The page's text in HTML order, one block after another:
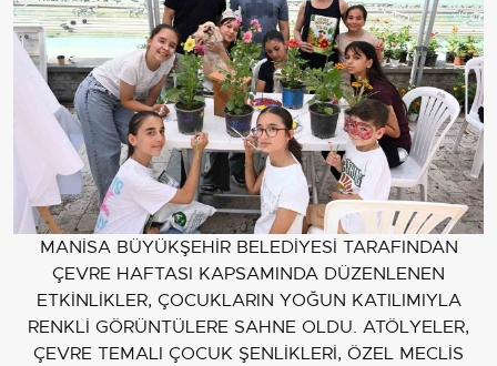
MANİSA BÜYÜKŞEHİR BELEDİYESİ TARAFINDAN
ÇEVRE HAFTASI KAPSAMINDA DÜZENLENEN
ETKİNLİKLER, ÇOCUKLARIN YOĞUN KATILIMIYLA
RENKLİ GÖRÜNTÜLERE SAHNE OLDU. ATÖLYELER,
ÇEVRE TEMALI ÇOCUK ŞENLİKLERİ, ÖZEL MECLİS